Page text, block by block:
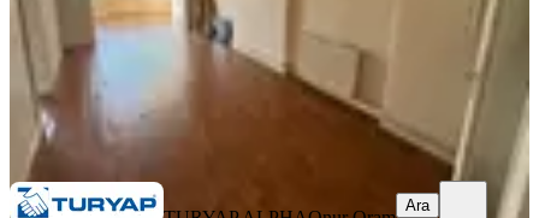
TURYAP ALPHAOnur Oram
Ara
Ara